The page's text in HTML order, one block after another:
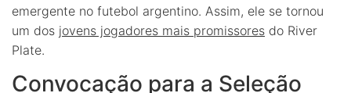
emergente no futebol argentino. Assim, ele se tornou
um dos jovens jogadores mais promissores do River
Plate.
Convocação para a Seleção